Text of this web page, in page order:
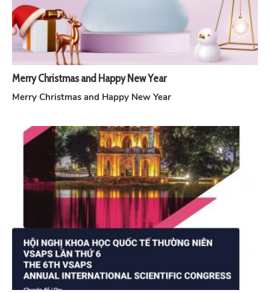
Merry Christmas and Happy New Year
Merry Christmas and Happy New Year